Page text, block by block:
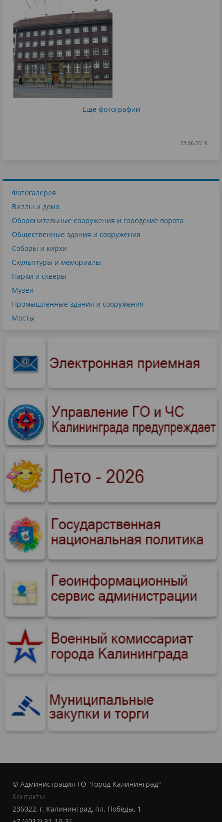
Еще фотографии
28.06.2019
Фотогалерея
Виллы и дома
Оборонительные сооружения и городские ворота
Общественные здания и сооружения
Соборы и кирхи
Скульптуры и мемориалы
Парки и скверы
Музеи
Промышленные здания и сооружения
Мосты
© Администрация ГО "Город Калининград"
Контакты
236022, г. Калининград, пл. Победы, 1